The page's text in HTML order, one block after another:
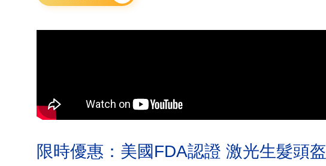
限時優惠：美國FDA認證 激光生髮頭盔